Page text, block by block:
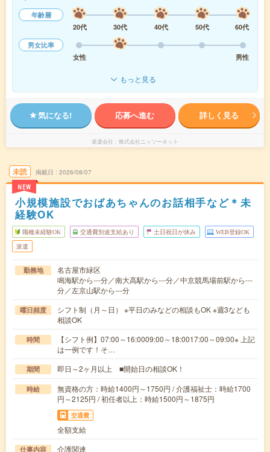
年齢層
20代
30代 40代 50代
60代
男女比率
女性
男性
もっと見る
気になる! 応募へ進む 詳しく見る
派遣会社 株式会社ニッソーネット
未読
NEW
掲載日 2026/08/07
小規模施設でおばあちゃんのお話相手など＊未
経験OK
職種未経験OK 交通費別途支給あり 土日祝日が休み WEB登録OK
派遣
勤務地
名古屋市緑区
鳴海駅から---分／南大高駅から---分／中京競馬場前駅から---
分／左京山駅から---分
曜日頻度
シフト制（月～日） ※平日のみなどの相談もOK ※週3なども
相談OK
時間
【シフト例】07:00～16:0009:00～18:0017:00～09:00※ 上記
は一例です！そ…
期間 即日～2ヶ月以上 ■開始日の相談OK！
時給
無資格の方：時給1400円～1750円 / 介護福祉士：時給1700
円～2125円 / 初任者以上：時給1500円～1875円
交通費
全額支給
仕事内容 介護関連